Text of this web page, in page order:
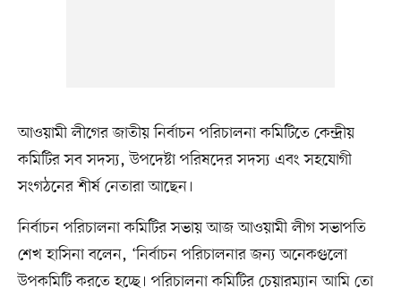
আওয়ামী লীগের জাতীয় নির্বাচন পরিচালনা কমিটিতে কেন্দ্রীয়
কমিটির সব সদস্য, উপদেষ্টা পরিষদের সদস্য এবং সহযোগী
সংগঠনের শীর্ষ নেতারা আছেন।
নির্বাচন পরিচালনা কমিটির সভায় আজ আওয়ামী লীগ সভাপতি
শেখ হাসিনা বলেন, ‘নির্বাচন পরিচালনার জন্য অনেকগুলো
উপকমিটি করতে হচ্ছে। পরিচালনা কমিটির চেয়ারম্যান আমি তো